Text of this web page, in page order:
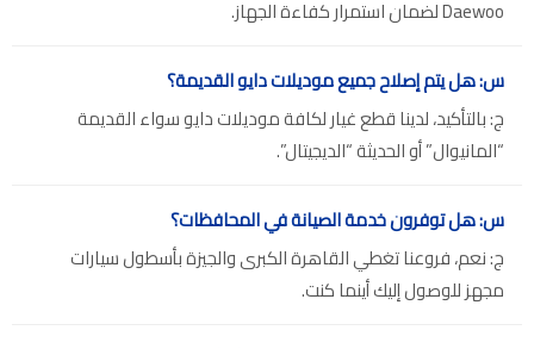
Daewoo لضمان استمرار كفاءة الجهاز.
س: هل يتم إصلاح جميع موديلات دايو القديمة؟
ج: بالتأكيد، لدينا قطع غيار لكافة موديلات دايو سواء القديمة
“المانيوال” أو الحديثة “الديجيتال”.
س: هل توفرون خدمة الصيانة في المحافظات؟
ج: نعم، فروعنا تغطي القاهرة الكبرى والجيزة بأسطول سيارات
مجهز للوصول إليك أينما كنت.